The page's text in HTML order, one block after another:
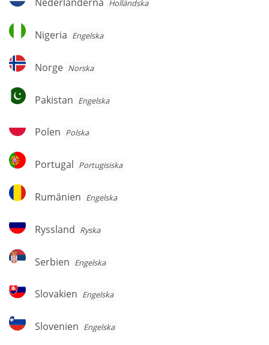
Holländska
Nigeria
Nigeria Engelska
Norge
Norge Norska
Pakistan
Pakistan Engelska
Polen
Polen Polska
Portugal
Portugal Portugisiska
Rumänien
Rumänien Engelska
Ryssland
Ryssland Ryska
Serbien
Serbien Engelska
Slovakien
Slovakien Engelska
Slovenien
Slovenien Engelska